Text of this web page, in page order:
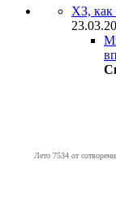
ХЗ, как
Лето 7534 от